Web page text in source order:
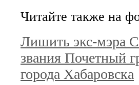
Читайте также на
Лишить экс-мэра
звания Почетный
города Хабаровска